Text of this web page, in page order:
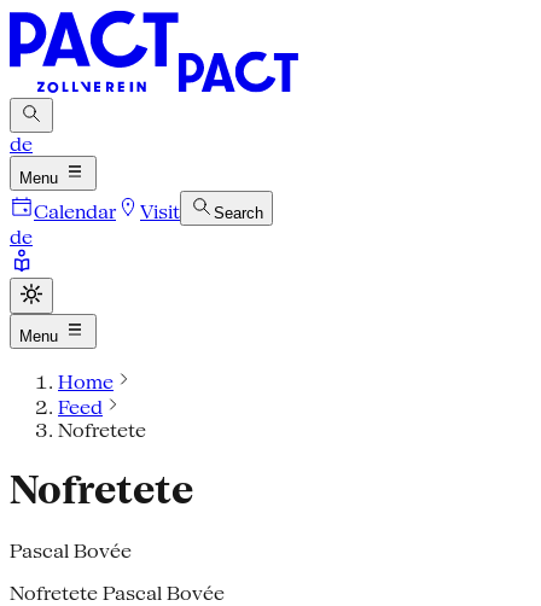
de
Menu
Calendar Visit Search
de
Menu
Home
Feed
Nofretete
Nofretete
Pascal Bovée
Nofretete Pascal Bovée